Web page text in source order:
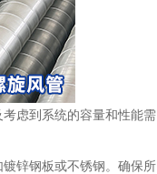
虑到系统的容量和性能需
锌钢板或不锈钢。确保所